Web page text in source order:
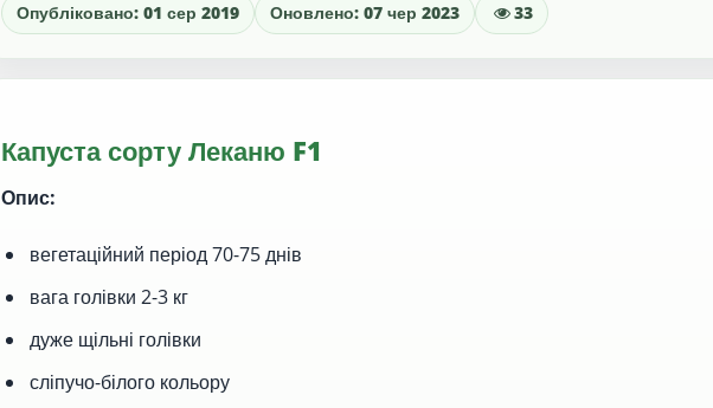
Опубліковано: 01 сер 2019 Оновлено: 07 чер 2023 33
Капуста сорту Леканю F1
Опис:
вегетаційний період 70-75 днів
вага голівки 2-3 кг
дуже щільні голівки
сліпучо-білого кольору